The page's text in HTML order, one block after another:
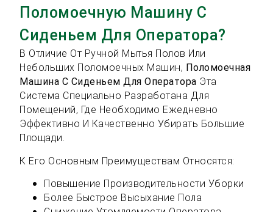
Поломоечную Машину С
Сиденьем Для Оператора?
В Отличие От Ручной Мытья Полов Или
Небольших Поломоечных Машин, Поломоечная
Машина С Сиденьем Для Оператора Эта
Система Специально Разработана Для
Помещений, Где Необходимо Ежедневно
Эффективно И Качественно Убирать Большие
Площади.
К Его Основным Преимуществам Относятся:
Повышение Производительности Уборки
Более Быстрое Высыхание Пола